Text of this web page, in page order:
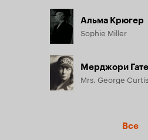
Альма Крюгер
Sophie Miller
Мерджори
Mrs. George
Все